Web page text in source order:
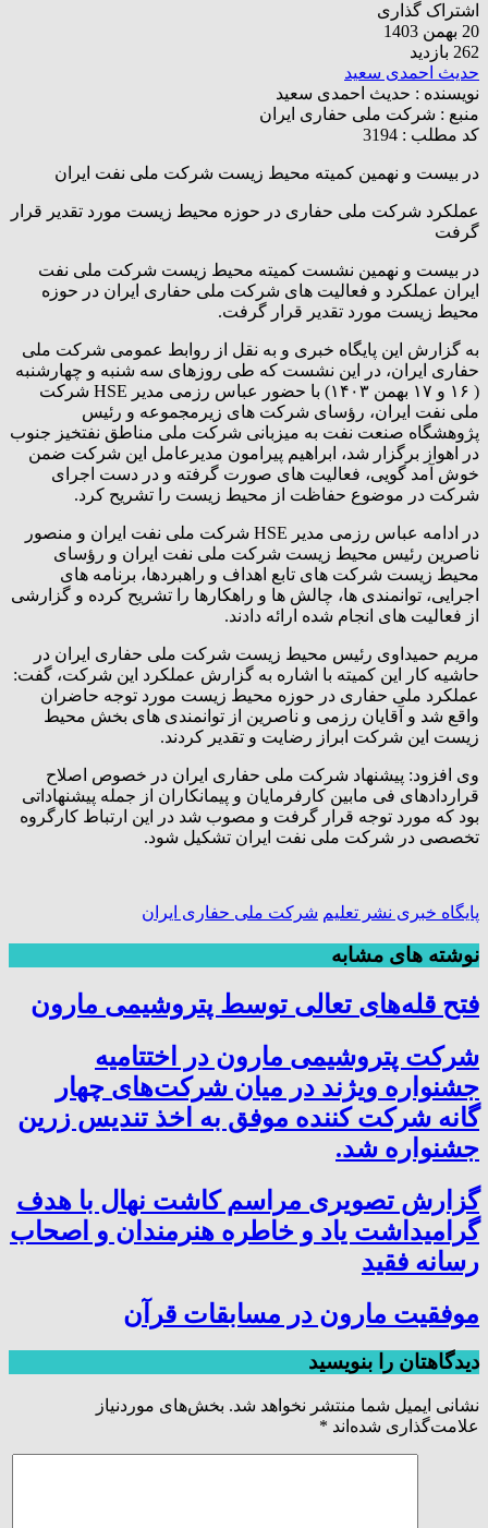
اشتراک گذاری
20 بهمن 1403
262 بازدید
حدیث احمدی سعید
نویسنده : حدیث احمدی سعید
منبع : شرکت ملی حفاری ایران
کد مطلب : 3194
در بیست و نهمین کمیته محیط زیست شرکت ملی نفت ایران
عملکرد شرکت ملی حفاری در حوزه محیط زیست مورد تقدیر قرار
گرفت
در بیست و نهمین نشست کمیته محیط زیست شرکت ملی نفت
ایران عملکرد و فعالیت های شرکت ملی حفاری ایران در حوزه
محیط زیست مورد تقدیر قرار گرفت.
به گزارش این پایگاه خبری و به نقل از روابط عمومی شرکت ملی
حفاری ایران، در این نشست که طی روزهای سه شنبه و چهارشنبه
( ۱۶ و ۱۷ بهمن ۱۴۰۳) با حضور عباس رزمی مدیر HSE شرکت
ملی نفت ایران، رؤسای شرکت های زیرمجموعه و رئیس
پژوهشگاه صنعت نفت به میزبانی شرکت ملی مناطق نفتخیز جنوب
در اهواز برگزار شد، ابراهیم پیرامون مدیرعامل این شرکت ضمن
خوش آمد گویی، فعالیت های صورت گرفته و در دست اجرای
شرکت در موضوع حفاظت از محیط زیست را تشریح کرد.
در ادامه عباس رزمی مدیر HSE شرکت ملی نفت ایران و منصور
ناصرین رئیس محیط زیست شرکت ملی نفت ایران و رؤسای
محیط زیست شرکت های تابع اهداف و راهبردها، برنامه های
اجرایی، توانمندی ها، چالش ها و راهکارها را تشریح کرده و گزارشی
از فعالیت های انجام شده ارائه دادند.
مریم حمیداوی رئیس محیط زیست شرکت ملی حفاری ایران در
حاشیه کار این کمیته با اشاره به گزارش عملکرد این شرکت، گفت:
عملکرد ملی حفاری در حوزه محیط زیست مورد توجه حاضران
واقع شد و آقایان رزمی و ناصرین از توانمندی های بخش محیط
زیست این شرکت ابراز رضایت و تقدیر کردند.
وی افزود: پیشنهاد شرکت ملی حفاری ایران در خصوص اصلاح
قراردادهای فی مابین کارفرمایان و پیمانکاران از جمله پیشنهاداتی
بود که مورد توجه قرار گرفت و مصوب شد در این ارتباط کارگروه
تخصصی در شرکت ملی نفت ایران تشکیل شود.
پایگاه خبری نشر تعلیم شرکت ملی حفاری ایران
نوشته های مشابه
فتح‌ قله‌های تعالی توسط پتروشیمی مارون
شرکت پتروشیمی مارون در اختتامیه
جشنواره ویژند در میان شرکت‌های چهار
گانه شرکت کننده موفق به اخذ تندیس زرین
جشنواره شد.
گزارش تصویری مراسم کاشت نهال با هدف
گرامیداشت یاد و خاطره هنرمندان و اصحاب
رسانه فقید
موفقیت مارون در مسابقات قرآن
دیدگاهتان را بنویسید
نشانی ایمیل شما منتشر نخواهد شد. بخش‌های موردنیاز
علامت‌گذاری شده‌اند *